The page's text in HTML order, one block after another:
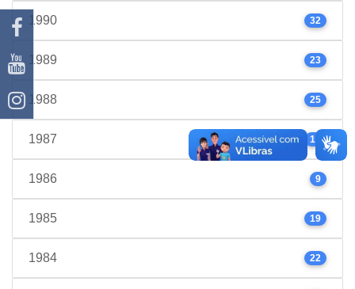
1990 32
1989 23
1988 25
1987 17
1986 9
1985 19
1984 22